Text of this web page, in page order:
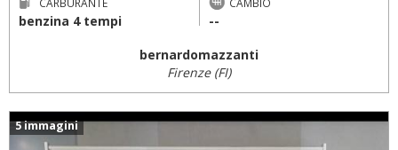
benzina 4 tempi
--
bernardomazzanti
Firenze (FI)
5 immagini